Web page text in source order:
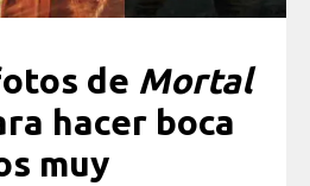
de Mortal
hacer boca
muy